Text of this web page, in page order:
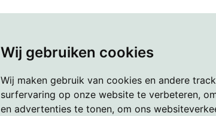
Wij gebruiken cookies
Wij maken gebruik van cookies en andere
surfervaring op onze website te verbeteren,
en advertenties te tonen, om ons